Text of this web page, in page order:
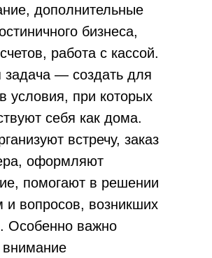
дополнительные
бизнеса,
работа с кассой.
задача — создать для
условия, при которых
себя как дома.
встречу, заказ
оформляют
помогают в решении
и вопросов, возникших
Особенно важно
внимание